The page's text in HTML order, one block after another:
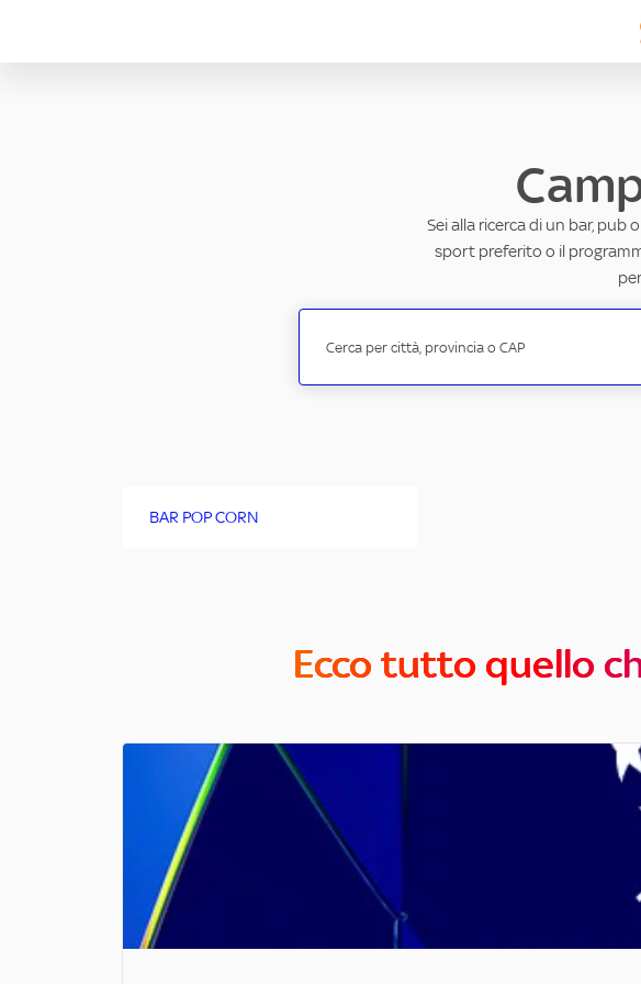
Sei alla ricerca di un bar,
sport preferito o il
BAR POP CORN
Ecco tutto quello